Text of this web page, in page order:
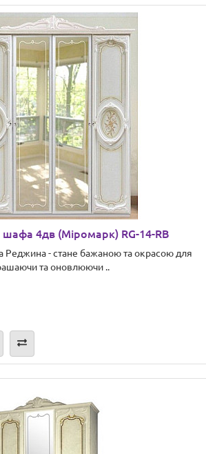
4дв (Міромарк) RG-14-RB
Реджина - стане бажаною та окрасою для
та оновлюючи ..